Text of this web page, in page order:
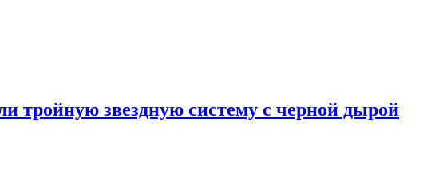
тройную звездную систему с черной дырой